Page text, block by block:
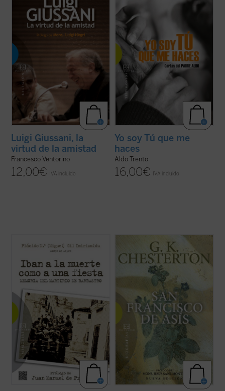
la verdad. Era para muchos un padre y un
maestro que sabía escuchar y al mismo
tiempo no renunciaba a enseñar, siempre ...
(ver ficha)
Luigi Giussani, la
virtud de la amistad
Francesco Ventorino
12,00€ IVA incluido
Aldo recoge a niños y ancianos de la calle,
enfermos terminales, enfermos de sida y
mujeres violadas, dándoles cobijo, comida
y ...(ver ficha)
Yo soy Tú que me
haces
Aldo Trento
16,00€ IVA incluido
padre Plácido María Gil Imirizaldu nos
uno de los episodios más sobrecogedores
de aquella Guerra Civil en la que se
desataron todos los demonios: el ...(ver
ficha)
«Me dirijo al hombre de la calle, escéptico
pero también comprensivo, y mi única
esperanza, bastante vaga por cierto, es
que si abordo la biografía de este gran
santo por el lado llamativo y popular que
evidentemente tiene, tal vez logre que ...